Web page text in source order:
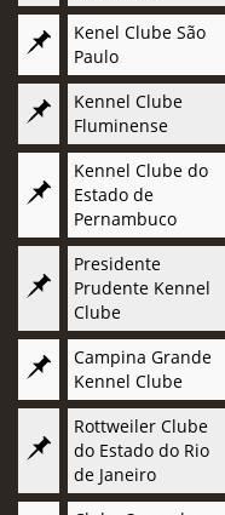
Kenel Clube São
Paulo
Kennel Clube
Fluminense
Kennel Clube do
Estado de
Pernambuco
Presidente
Prudente Kennel
Clube
Campina Grande
Kennel Clube
Rottweiler Clube
do Estado do Rio
de Janeiro